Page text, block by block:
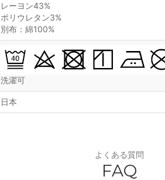
レーヨン43%
ポリウレタン3%
別布：綿100%
洗濯可
日本
よくある質問
FAQ